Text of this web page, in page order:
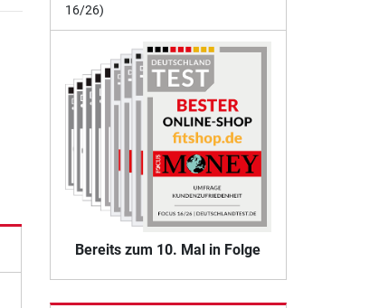
16/26)
Bereits zum 10. Mal in Folge